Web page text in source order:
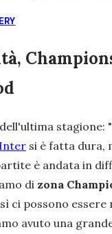
stagione: "
Inter si è fatta dura,
è andata in
di zona
ci possono essere
avuto una